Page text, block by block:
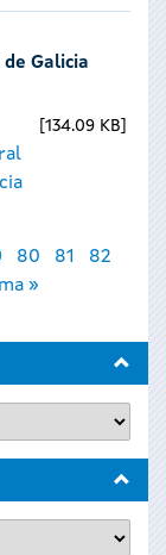
Galicia
134.09 KB
80 81
82
»